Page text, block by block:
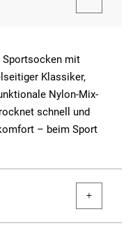
Sportsocken mit
Klassiker,
Nylon-Mix-
schnell und
– beim Sport